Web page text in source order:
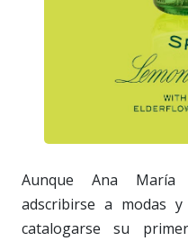
Aunque Ana María
adscribirse a modas
catalogarse su